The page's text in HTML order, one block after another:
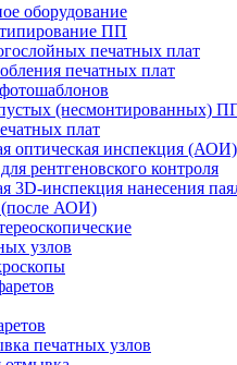
оборудование
ПП
печатных плат
печатных плат
(несмонтированных)
плат
оптическая инспекция (АОИ)
рентгеновского контроля
3D-инспекция нанесения
(после АОИ)
узлов
печатных узлов